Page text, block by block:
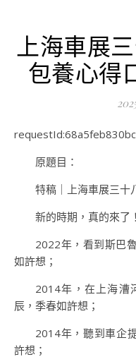
上海車展
包養心得
原題目：
特稿｜上海車展三十
新的時期，真的來了！
2022年，看到斯巴
如許想；
2014年，在上海漕
辰，季春如許想；
2014年，聽到車企
許想；